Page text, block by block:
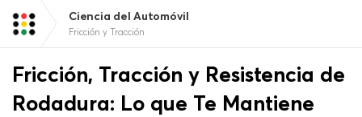
Ciencia del Automóvil
Fricción y Tracción
Fricción, Tracción y Resistencia de
Rodadura: Lo que Te Mantiene